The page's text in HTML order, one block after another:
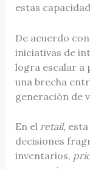
estas
De acuerdo
iniciativas de
logra escalar a
una brecha
generación de
En el retail,
decisiones
inventarios,